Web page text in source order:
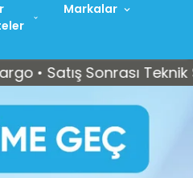
Markalar
Sonrası Teknik Servis